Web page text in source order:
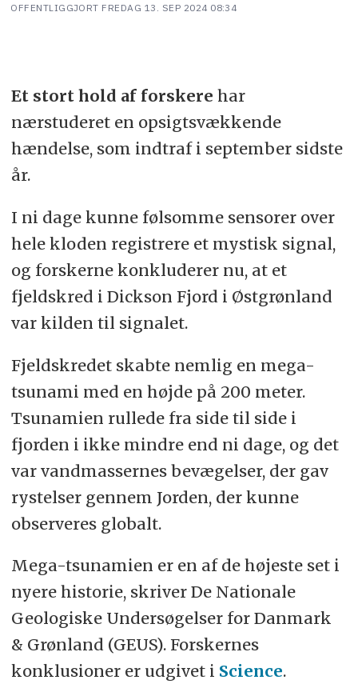
OFFENTLIGGJORT FREDAG 13. SEP 2024 08:34
Et stort hold af forskere har
nærstuderet en opsigtsvækkende
hændelse, som indtraf i september sidste
år.
I ni dage kunne følsomme sensorer over
hele kloden registrere et mystisk signal,
og forskerne konkluderer nu, at et
fjeldskred i Dickson Fjord i Østgrønland
var kilden til signalet.
Fjeldskredet skabte nemlig en mega-
tsunami med en højde på 200 meter.
Tsunamien rullede fra side til side i
fjorden i ikke mindre end ni dage, og det
var vandmassernes bevægelser, der gav
rystelser gennem Jorden, der kunne
observeres globalt.
Mega-tsunamien er en af de højeste set i
nyere historie, skriver De Nationale
Geologiske Undersøgelser for Danmark
& Grønland (GEUS). Forskernes
konklusioner er udgivet i Science.